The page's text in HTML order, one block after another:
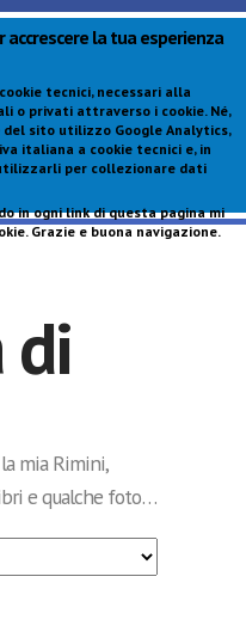
accrescere la tua esperienza
tecnici, necessari alla
o privati attraverso i cookie. Né,
sito utilizzo Google Analytics,
italiana a cookie tecnici e, in
utilizzarli per collezionare dati
in ogni link di questa pagina mi
Grazie e buona navigazione.
di
mia Rimini,
e qualche foto…